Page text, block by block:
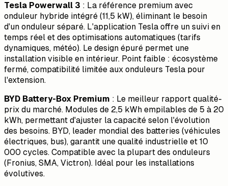
Tesla Powerwall 3 : La référence premium avec
onduleur hybride intégré (11,5 kW), éliminant le besoin
d'un onduleur séparé. L'application Tesla offre un suivi en
temps réel et des optimisations automatiques (tarifs
dynamiques, météo). Le design épuré permet une
installation visible en intérieur. Point faible : écosystème
fermé, compatibilité limitée aux onduleurs Tesla pour
l'extension.
BYD Battery-Box Premium : Le meilleur rapport qualité-
prix du marché. Modules de 2,5 kWh empilables de 5 à 20
kWh, permettant d'ajuster la capacité selon l'évolution
des besoins. BYD, leader mondial des batteries (véhicules
électriques, bus), garantit une qualité industrielle et 10
000 cycles. Compatible avec la plupart des onduleurs
(Fronius, SMA, Victron). Idéal pour les installations
évolutives.